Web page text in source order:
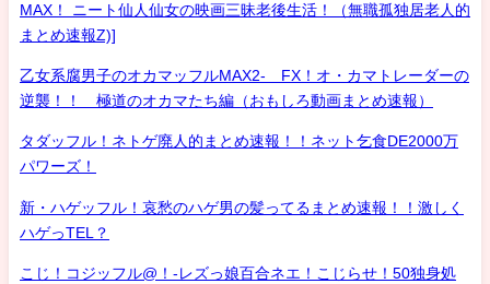
MAX！ ニート仙人仙女の映画三昧老後生活！（無職孤独居老人的
まとめ速報Z)]
乙女系腐男子のオカマッフルMAX2- FX！オ・カマトレーダーの
逆襲！！ 極道のオカマたち編（おもしろ動画まとめ速報）
タダッフル！ネトゲ廃人的まとめ速報！！ネット乞食DE2000万
パワーズ！
新・ハゲッフル！哀愁のハゲ男の髪ってるまとめ速報！！激しく
ハゲっTEL？
こじ！コジッフル@！-レズっ娘百合ネエ！こじらせ！50独身処